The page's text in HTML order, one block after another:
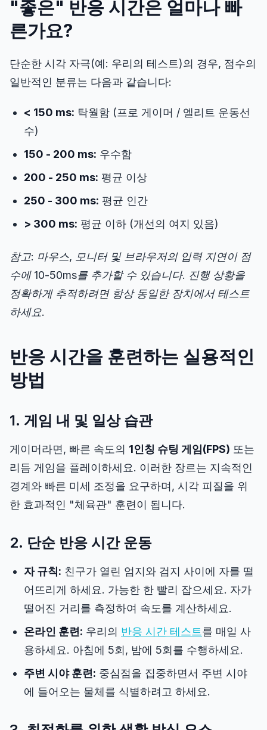
"좋은" 반응 시간은 얼마나 빠
른가요?
단순한 시각 자극(예: 우리의 테스트)의 경우, 점수의
일반적인 분류는 다음과 같습니다:
< 150 ms: 탁월함 (프로 게이머 / 엘리트 운동선
수)
150 - 200 ms: 우수함
200 - 250 ms: 평균 이상
250 - 300 ms: 평균 인간
> 300 ms: 평균 이하 (개선의 여지 있음)
참고: 마우스, 모니터 및 브라우저의 입력 지연이 점
수에 10-50ms를 추가할 수 있습니다. 진행 상황을
정확하게 추적하려면 항상 동일한 장치에서 테스트
하세요.
반응 시간을 훈련하는 실용적인
방법
1. 게임 내 및 일상 습관
게이머라면, 빠른 속도의 1인칭 슈팅 게임(FPS) 또는
리듬 게임을 플레이하세요. 이러한 장르는 지속적인
경계와 빠른 미세 조정을 요구하며, 시각 피질을 위
한 효과적인 "체육관" 훈련이 됩니다.
2. 단순 반응 시간 운동
자 규칙: 친구가 열린 엄지와 검지 사이에 자를 떨
어뜨리게 하세요. 가능한 한 빨리 잡으세요. 자가
떨어진 거리를 측정하여 속도를 계산하세요.
온라인 훈련: 우리의 반응 시간 테스트를 매일 사
용하세요. 아침에 5회, 밤에 5회를 수행하세요.
주변 시야 훈련: 중심점을 집중하면서 주변 시야
에 들어오는 물체를 식별하려고 하세요.